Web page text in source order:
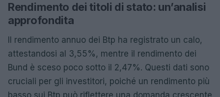
Rendimento dei titoli di stato: un’analisi
approfondita
Il rendimento annuo dei Btp ha registrato un calo,
attestandosi al 3,55%, mentre il rendimento dei
Bund è sceso poco sotto il 2,47%. Questi dati sono
cruciali per gli investitori, poiché un rendimento più
basso sui Btp può riflettere una domanda crescente